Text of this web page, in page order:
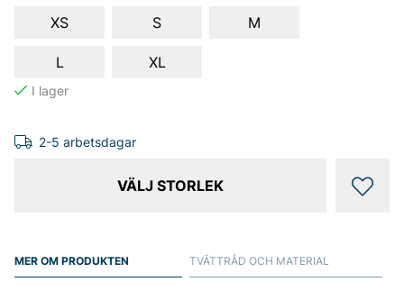
XS
S M
L XL
2-5 arbetsdagar
VÄLJ STORLEK
MER OM PRODUKTEN TVÄTTRÅD OCH MATERIAL